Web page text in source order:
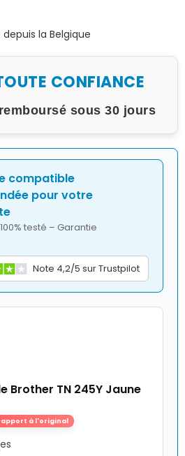
la Belgique
CONFIANCE
sous 30 jours
compatible
pour votre
testé – Garantie
Note 4,2/5 sur Trustpilot
Brother TN 245Y Jaune
rapport à l'original